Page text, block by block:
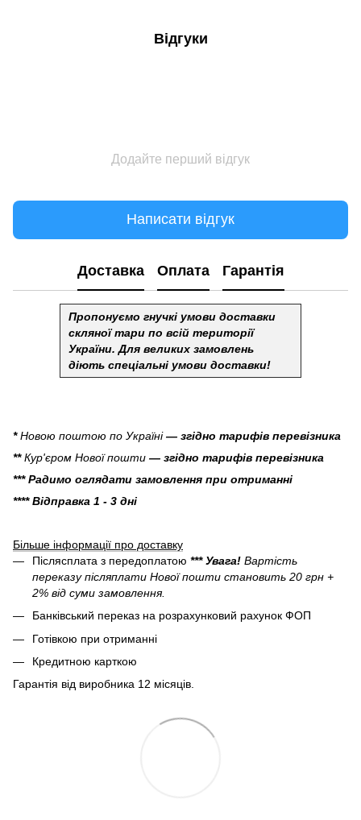
Відгуки
Додайте перший відгук
Написати відгук
Доставка Оплата Гарантія
Пропонуємо гнучкі умови доставки
скляної тари по всій території
України. Для великих замовлень
діють спеціальні умови доставки!
*Новою поштою по Україні— згідно тарифів перевізника
**Кур'єром Нової пошти — згідно тарифів перевізника
*** Радимо оглядати замовлення при отриманні
**** Відправка 1 - 3 дні
Більше інформації про доставку
Післясплата з передоплатою *** Увага! Вартість
переказу післяплати Нової пошти становить 20 грн +
2% від суми замовлення.
Банківський переказ на розрахунковий рахунок ФОП
Готівкою при отриманні
Кредитною карткою
Гарантія від виробника 12 місяців.